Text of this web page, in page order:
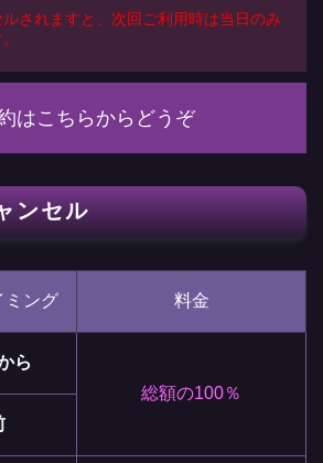
されますと、次回ご利用時は当日のみ
はこちらからどうぞ
ンセル
ミング 料金
ら
総額の100％